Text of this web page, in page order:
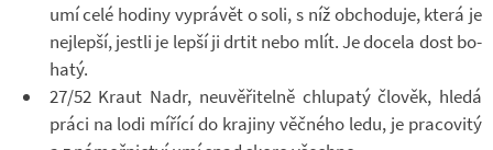
umí celé ho­diny vy­prá­vět o soli, s níž ob­cho­duje, která je
nej­lepší, jestli je lepší ji drtit nebo mlít. Je do­cela dost bo­
hatý.
27/52 Kraut Nadr, ne­u­vě­ři­telně chlu­patý člo­věk, hledá
práci na lodi mí­řící do kra­jiny věč­ného ledu, je pra­co­vitý